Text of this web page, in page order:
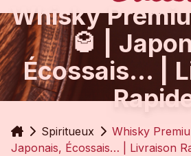
Whisky
🥃 |
Écossais… |
AccueilSpiritueux
Whisky
Japonais, Écossais… | Livraison